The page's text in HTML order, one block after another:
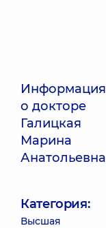
Информация
о докторе
Галицкая
Марина
Анатольевна
Категория:
Высшая